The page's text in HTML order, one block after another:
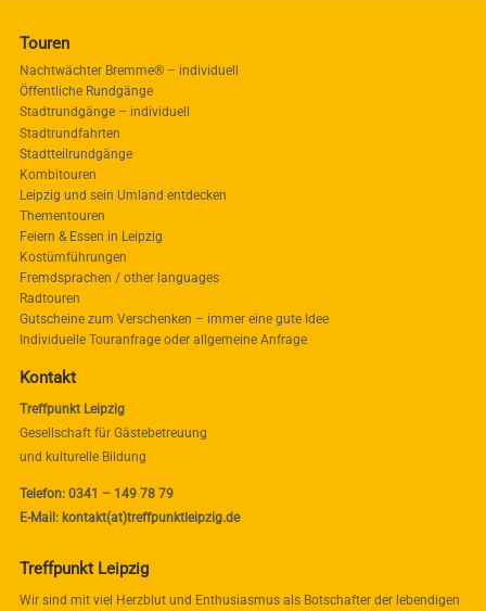
Touren
Nachtwächter Bremme® – individuell
Öffentliche Rundgänge
Stadtrundgänge – individuell
Stadtrundfahrten
Stadtteilrundgänge
Kombitouren
Leipzig und sein Umland entdecken
Thementouren
Feiern & Essen in Leipzig
Kostümführungen
Fremdsprachen / other languages
Radtouren
Gutscheine zum Verschenken – immer eine gute Idee
Individuelle Touranfrage oder allgemeine Anfrage
Kontakt
Treffpunkt Leipzig
Gesellschaft für Gästebetreuung
und kulturelle Bildung
Telefon: 0341 – 149 78 79
E-Mail: kontakt(at)treffpunktleipzig.de
Treffpunkt Leipzig
Wir sind mit viel Herzblut und Enthusiasmus als Botschafter der lebendigen